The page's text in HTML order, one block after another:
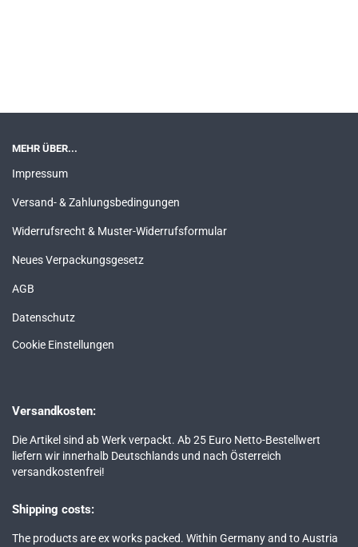
MEHR ÜBER...
Impressum
Versand- & Zahlungsbedingungen
Widerrufsrecht & Muster-Widerrufsformular
Neues Verpackungsgesetz
AGB
Datenschutz
Cookie Einstellungen
Versandkosten:
Die Artikel sind ab Werk verpackt. Ab 25 Euro Netto-Bestellwert
liefern wir innerhalb Deutschlands und nach Österreich
versandkostenfrei!
Shipping costs:
The products are ex works packed. Within Germany and to Austria